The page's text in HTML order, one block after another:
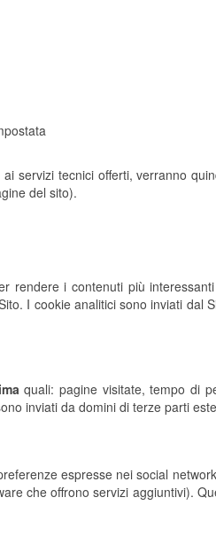
servizi tecnici offerti, verranno
del sito).
rendere i contenuti più
I cookie analitici sono inviati dal
quali: pagine visitate, tempo di
inviati da domini di terze parti
espresse nei social
che offrono servizi aggiuntivi).